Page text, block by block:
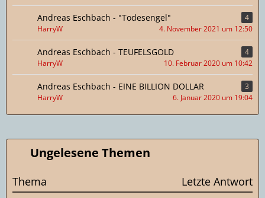
Andreas Eschbach - "Todesengel"
4
HarryW
4. November 2021 um 12:50
Andreas Eschbach - TEUFELSGOLD
4
HarryW
10. Februar 2020 um 10:42
Andreas Eschbach - EINE BILLION DOLLAR
3
HarryW
6. Januar 2020 um 19:04
Ungelesene Themen
Thema Letzte Antwort